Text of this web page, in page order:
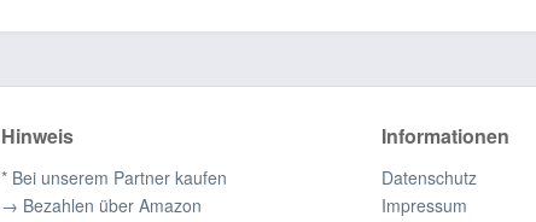
Hinweis
* Bei unserem Partner kaufen
→ Bezahlen über Amazon
Informationen
Datenschutz
Impressum